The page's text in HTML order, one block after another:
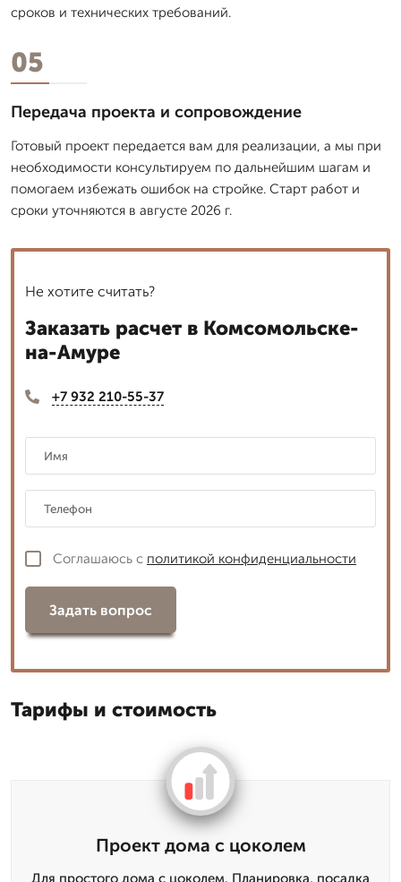
сроков и технических требований.
05
Передача проекта и сопровождение
Готовый проект передается вам для реализации, а мы при
необходимости консультируем по дальнейшим шагам и
помогаем избежать ошибок на стройке. Старт работ и
сроки уточняются в августе 2026 г.
Не хотите считать?
Заказать расчет в Комсомольске-
на-Амуре
+7 932 210-55-37
Соглашаюсь с политикой конфиденциальности
Задать вопрос
Тарифы и стоимость
Проект дома с цоколем
Для простого дома с цоколем. Планировка, посадка